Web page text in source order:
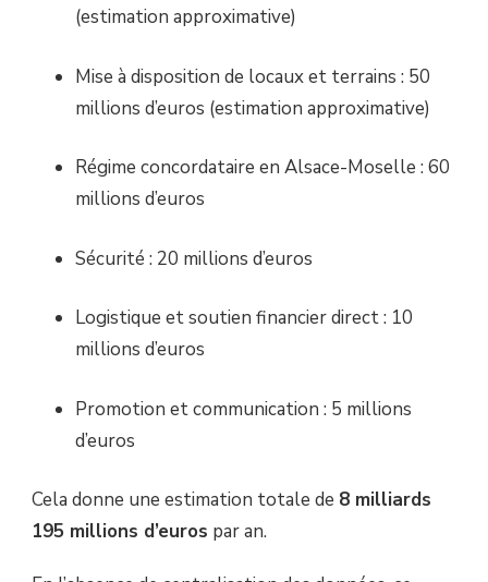
(estimation approximative)
Mise à disposition de locaux et terrains : 50
millions d’euros (estimation approximative)
Régime concordataire en Alsace-Moselle : 60
millions d’euros
Sécurité : 20 millions d’euros
Logistique et soutien financier direct : 10
millions d’euros
Promotion et communication : 5 millions
d’euros
Cela donne une estimation totale de 8 milliards
195 millions d’euros par an.